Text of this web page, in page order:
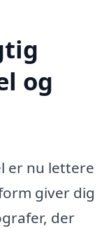
og
er nu lettere
giver dig
der